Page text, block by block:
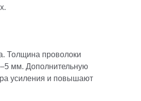
Толщина проволоки
мм. Дополнительную
усиления и повышают